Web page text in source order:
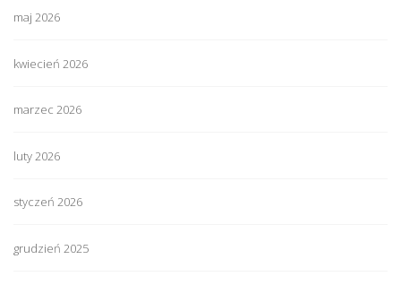
maj 2026
kwiecień 2026
marzec 2026
luty 2026
styczeń 2026
grudzień 2025